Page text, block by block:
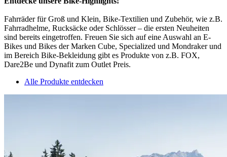
Fahrräder für Groß und Klein, Bike-Textilien und Zubehör, wie z.B.
Fahrradhelme, Rucksäcke oder Schlösser – die ersten Neuheiten
sind bereits eingetroffen. Freuen Sie sich auf eine Auswahl an E-
Bikes und Bikes der Marken Cube, Specialized und Mondraker und
im Bereich Bike-Bekleidung gibt es Produkte von z.B. FOX,
Dare2Be und Dynafit zum Outlet Preis.
Alle Produkte entdecken